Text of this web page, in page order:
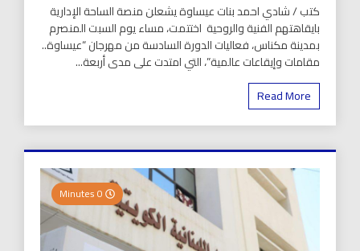
كتب / شادي احمد بنات عيساوة يشعلن منصة الساحة الإدارية
بايقاهتهم الفنية والروحية اختتمت، مساء يوم السبت المنصرم
بمدينة مكناس، فعاليات الدورة السادسة من مهرجان “عيساوة..
مقامات وإيقاعات عالمية”، التي امتدت على مدى أربعة...
Read More